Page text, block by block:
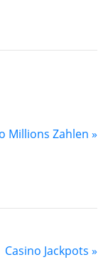
Millions Zahlen »
Casino Jackpots »